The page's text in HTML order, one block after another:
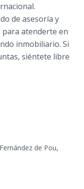
de asesoría y
atenderte en
inmobiliario. Si
siéntete libre
de Pou,